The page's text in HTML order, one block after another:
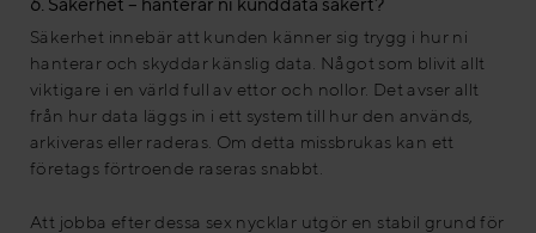
Säkerhet innebär att kunden känner sig trygg i hur ni
hanterar och skyddar känslig data. Något som blivit allt
viktigare i en värld full av ettor och nollor. Det avser allt
från hur data läggs in i ett system till hur den används,
arkiveras eller raderas. Om detta missbrukas kan ett
företags förtroende raseras snabbt.
Att jobba efter dessa sex nycklar utgör en stabil grund för